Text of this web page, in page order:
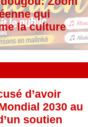
qui
la culture
d’avoir
2030 au
soutien